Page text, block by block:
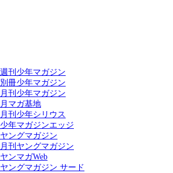
週刊少年マガジン
別冊少年マガジン
月刊少年マガジン
月マガ基地
月刊少年シリウス
少年マガジンエッジ
ヤングマガジン
月刊ヤングマガジン
ヤンマガWeb
ヤングマガジン サード